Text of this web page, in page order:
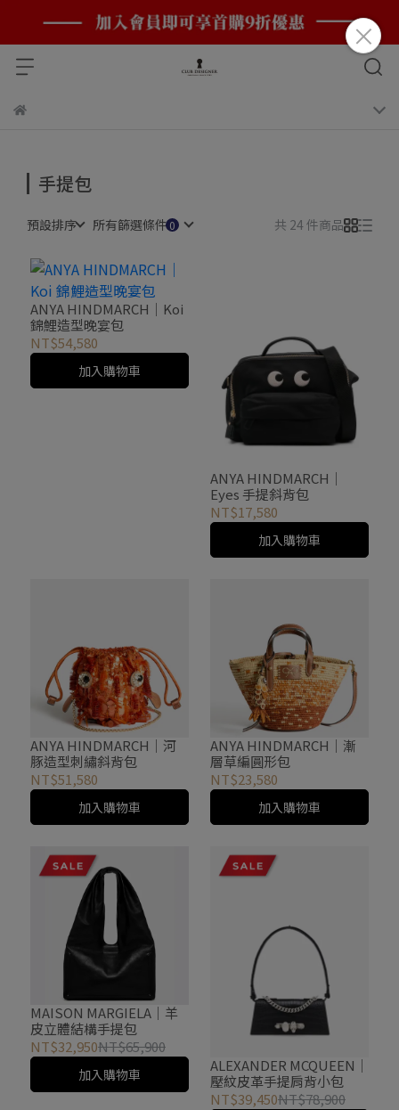
手提包
預設排序 所有篩選條件 共 24 件商品
ANYA HINDMARCH｜Koi
錦鯉造型晚宴包
NT$54,580
加入購物車
ANYA HINDMARCH｜
Eyes 手提斜背包
NT$17,580
加入購物車
ANYA HINDMARCH｜河
豚造型刺繡斜背包
NT$51,580
加入購物車
ANYA HINDMARCH｜漸
層草編圓形包
NT$23,580
加入購物車
MAISON MARGIELA｜羊
皮立體結構手提包
NT$32,950NT$65,900
加入購物車
ALEXANDER MCQUEEN｜
壓紋皮革手提肩背小包
NT$39,450NT$78,900